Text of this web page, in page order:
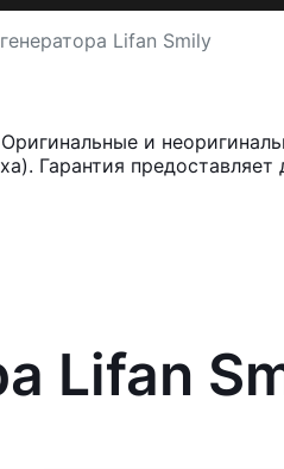
Lifan Smily
и
Гарантия предоставляет
Lifan